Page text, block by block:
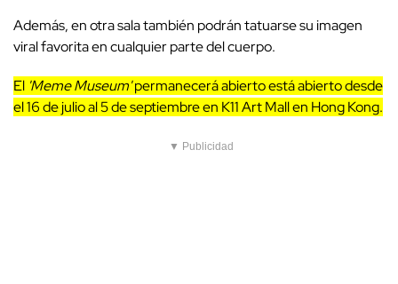
Además, en otra sala también podrán tatuarse su imagen
viral favorita en cualquier parte del cuerpo.
El 'Meme Museum'permanecerá abierto está abierto desde
el 16 de julio al 5 de septiembre en K11 Art Mall en Hong Kong.
▼ Publicidad